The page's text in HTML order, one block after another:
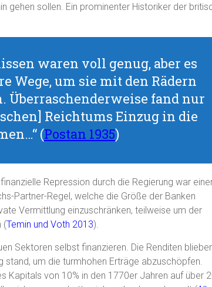
gehen sollen. Ein prominenter Historiker der
waren voll genug, aber es
Wege, um sie mit den Rädern
Überraschenderweise fand nur
Reichtums Einzug in die
(Postan 1935)
Repression durch die Regierung war
Partner-Regel, welche die Größe der Banken
Vermittlung einzuschränken, teilweise um der
(Temin und Voth 2013).
Sektoren selbst finanzieren. Die Renditen
um die turmhohen Erträge abzuschöpfen.
Kapitals von 10% in den 1770er Jahren auf über